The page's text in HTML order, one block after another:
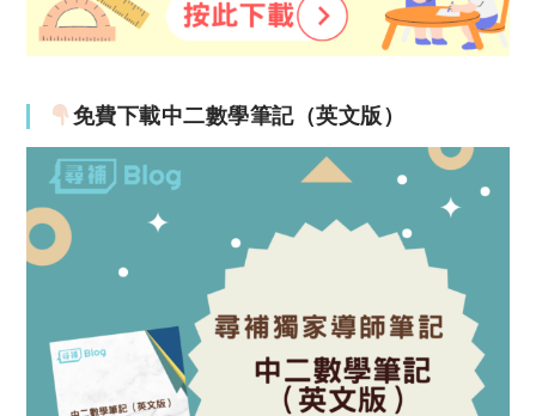
免費下載中二數學筆記（英文版）